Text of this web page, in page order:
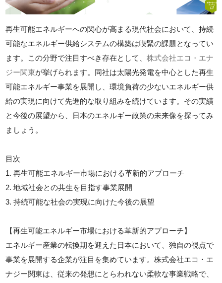
再生可能エネルギーへの関心が高まる現代社会において、持続
可能なエネルギー供給システムの構築は喫緊の課題となってい
ます。この分野で注目すべき存在として、株式会社エコ・エナ
ジー関東が挙げられます。同社は太陽光発電を中心とした再生
可能エネルギー事業を展開し、環境負荷の少ないエネルギー供
給の実現に向けて先進的な取り組みを続けています。その実績
と今後の展望から、日本のエネルギー政策の未来像を探ってみ
ましょう。
目次
1. 再生可能エネルギー市場における革新的アプローチ
2. 地域社会との共生を目指す事業展開
3. 持続可能な社会の実現に向けた今後の展望
【再生可能エネルギー市場における革新的アプローチ】
エネルギー産業の転換期を迎えた日本において、独自の視点で
事業を展開する企業が注目を集めています。株式会社エコ・エ
ナジー関東は、従来の発想にとらわれない柔軟な事業戦略で、